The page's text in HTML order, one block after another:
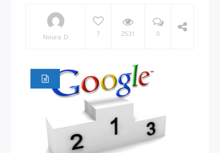
Noura .D 7 2531 0